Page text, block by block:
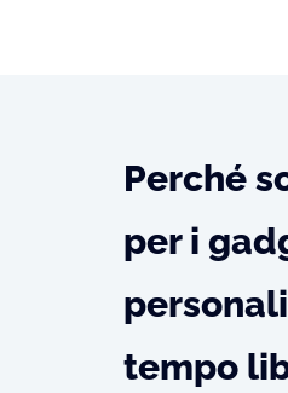
Perché
per i
tempo